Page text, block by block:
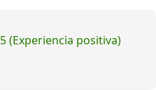
5 (Experiencia positiva)